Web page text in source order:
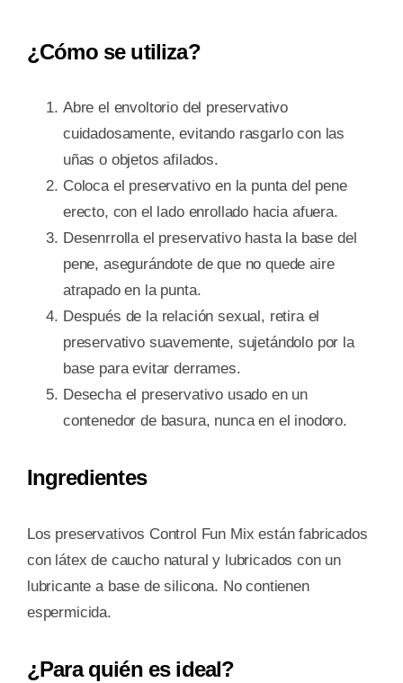
¿Cómo se utiliza?
Abre el envoltorio del preservativo
cuidadosamente, evitando rasgarlo con las
uñas o objetos afilados.
Coloca el preservativo en la punta del pene
erecto, con el lado enrollado hacia afuera.
Desenrrolla el preservativo hasta la base del
pene, asegurándote de que no quede aire
atrapado en la punta.
Después de la relación sexual, retira el
preservativo suavemente, sujetándolo por la
base para evitar derrames.
Desecha el preservativo usado en un
contenedor de basura, nunca en el inodoro.
Ingredientes
Los preservativos Control Fun Mix están fabricados
con látex de caucho natural y lubricados con un
lubricante a base de silicona. No contienen
espermicida.
¿Para quién es ideal?